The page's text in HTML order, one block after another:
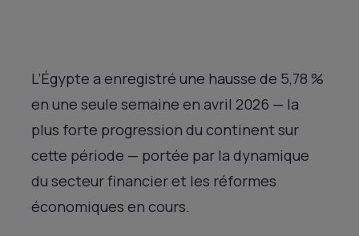
L’Égypte a enregistré une hausse de 5,78 %
en une seule semaine en avril 2026 — la
plus forte progression du continent sur
cette période — portée par la dynamique
du secteur financier et les réformes
économiques en cours.